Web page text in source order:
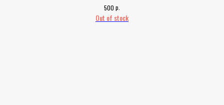
500 р.
Out of stock